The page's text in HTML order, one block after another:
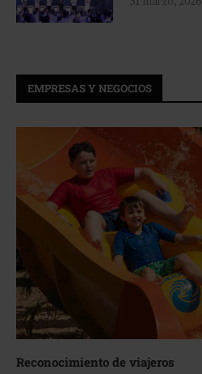
EMPRESAS Y NEGOCIOS
Reconocimiento de viajeros